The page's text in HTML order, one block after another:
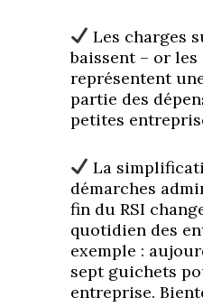
Les charges
baissent – or les
représentent
partie des
petites
La
démarches
fin du RSI
quotidien des
exemple :
sept guichets
entreprise.